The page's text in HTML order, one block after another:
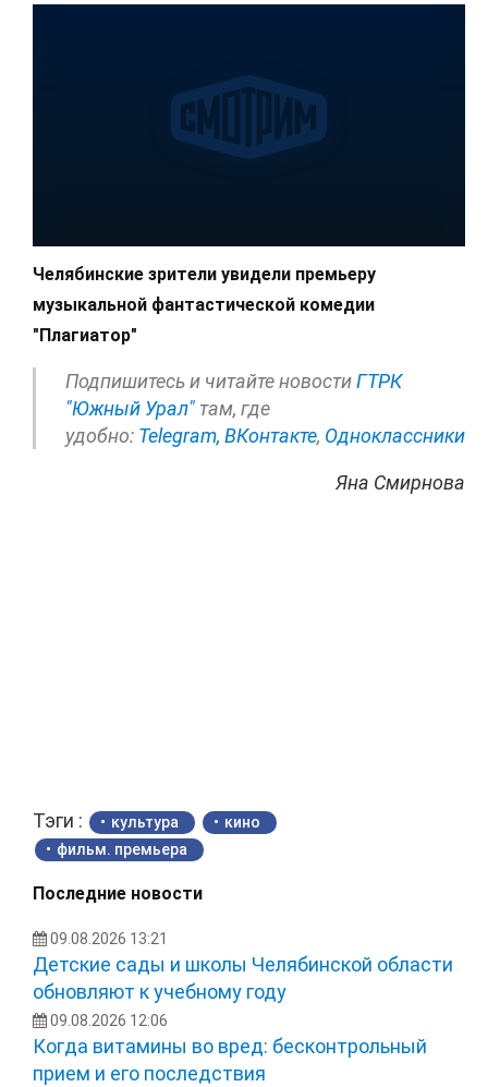
Челябинские зрители увидели премьеру
музыкальной фантастической комедии
"Плагиатор"
Подпишитесь и читайте новостиГТРК
"Южный Урал" там, где
удобно: Telegram, ВКонтакте, Одноклассники
Яна Смирнова
Тэги : культура
кино
фильм. премьера
Последние новости
09.08.2026 13:21
Детские сады и школы Челябинской области
обновляют к учебному году
09.08.2026 12:06
Когда витамины во вред: бесконтрольный
прием и его последствия